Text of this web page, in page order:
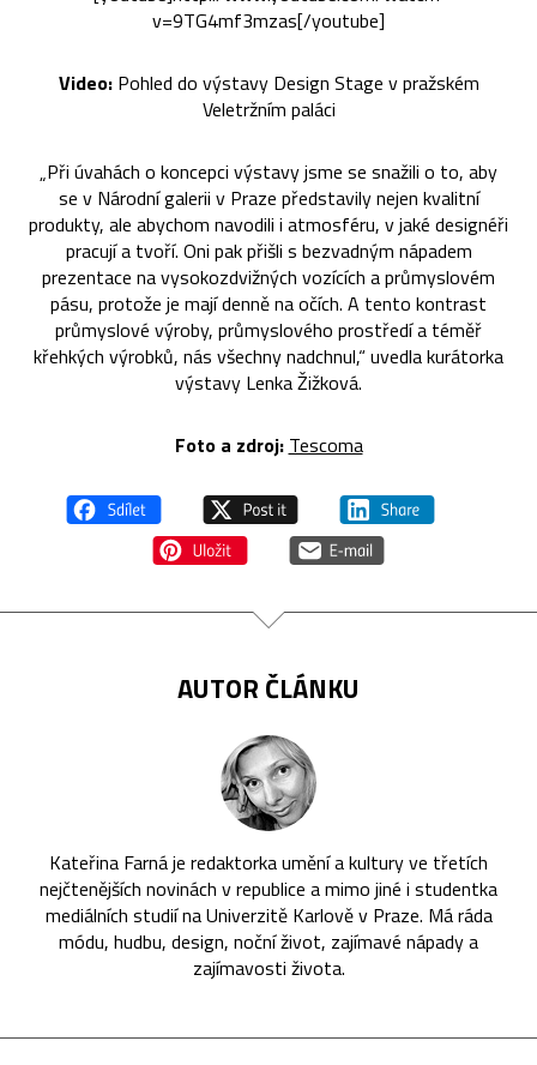
v=9TG4mf3mzas[/youtube]
Video:Pohled do výstavy Design Stage v pražském
Veletržním paláci
„Při úvahách o koncepci výstavy jsme se snažili o to, aby
se v Národní galerii v Praze představily nejen kvalitní
produkty, ale abychom navodili i atmosféru, v jaké designéři
pracují a tvoří. Oni pak přišli s bezvadným nápadem
prezentace na vysokozdvižných vozících a průmyslovém
pásu, protože je mají denně na očích. A tento kontrast
průmyslové výroby, průmyslového prostředí a téměř
křehkých výrobků, nás všechny nadchnul,“ uvedla kurátorka
výstavy Lenka Žižková.
Foto a zdroj: Tescoma
AUTOR ČLÁNKU
Kateřina Farná je redaktorka umění a kultury ve třetích
nejčtenějších novinách v republice a mimo jiné i studentka
mediálních studií na Univerzitě Karlově v Praze. Má ráda
módu, hudbu, design, noční život, zajímavé nápady a
zajímavosti života.